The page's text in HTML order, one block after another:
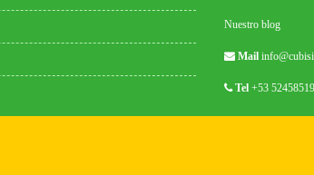
Nuestro blog
Mail
Tel +53 52458519